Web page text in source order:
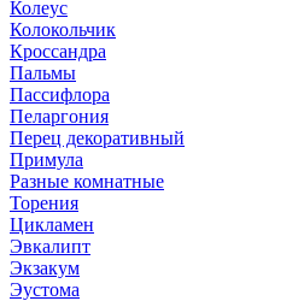
Колеус
Колокольчик
Кроссандра
Пальмы
Пассифлора
Пеларгония
Перец декоративный
Примула
Разные комнатные
Торения
Цикламен
Эвкалипт
Экзакум
Эустома